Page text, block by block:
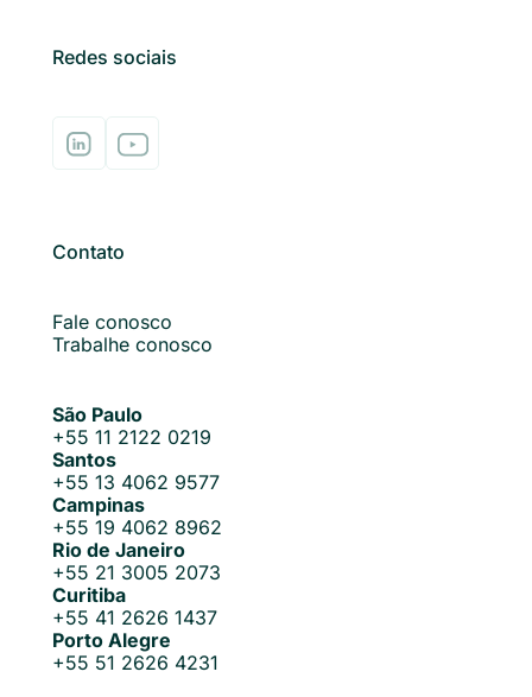
Redes sociais
Contato
Fale conosco
Trabalhe conosco
São Paulo
+55 11 2122 0219
Santos
+55 13 4062 9577
Campinas
+55 19 4062 8962
Rio de Janeiro
+55 21 3005 2073
Curitiba
+55 41 2626 1437
Porto Alegre
+55 51 2626 4231